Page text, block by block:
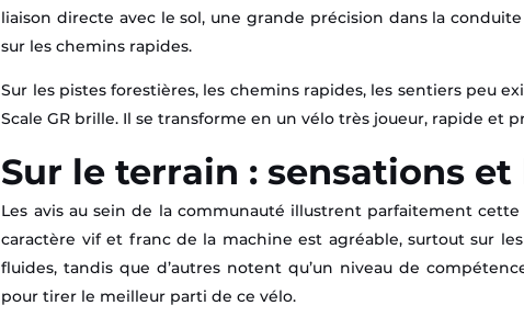
liaison directe avec le sol, une grande précision dans la
sur les chemins rapides.
Sur les pistes forestières, les chemins rapides, les sentiers peu
Scale GR brille. Il se transforme en un vélo très joueur, rapide et
Sur le terrain : sensations
Les avis au sein de la communauté illustrent parfaitement
caractère vif et franc de la machine est agréable, surtout sur
fluides, tandis que d’autres notent qu’un niveau de
pour tirer le meilleur parti de ce vélo.